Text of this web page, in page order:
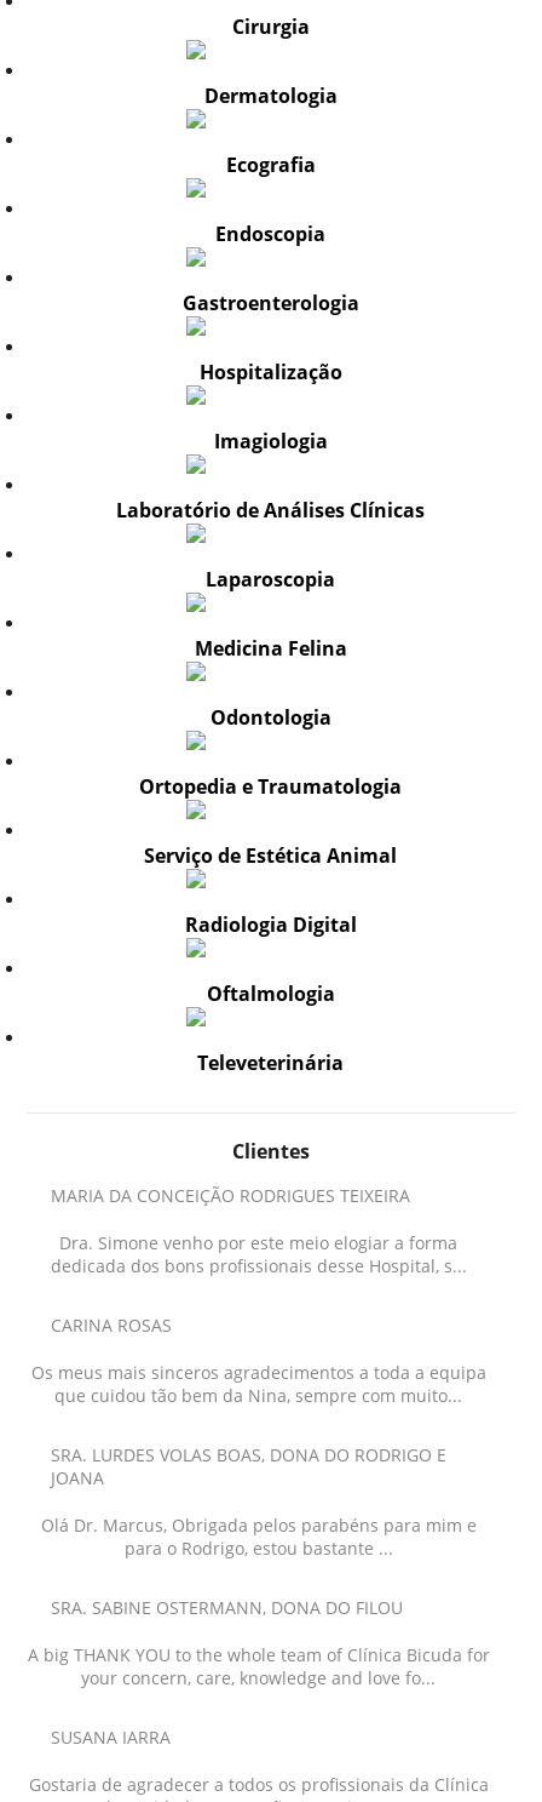
Cirurgia
Dermatologia
Ecografia
Endoscopia
Gastroenterologia
Hospitalização
Imagiologia
Laboratório de Análises Clínicas
Laparoscopia
Medicina Felina
Odontologia
Ortopedia e Traumatologia
Serviço de Estética Animal
Radiologia Digital
Oftalmologia
Televeterinária
Clientes
MARIA DA CONCEIÇÃO RODRIGUES TEIXEIRA
Dra. Simone venho por este meio elogiar a forma
dedicada dos bons profissionais desse Hospital, s...
CARINA ROSAS
Os meus mais sinceros agradecimentos a toda a equipa
que cuidou tão bem da Nina, sempre com muito...
SRA. LURDES VOLAS BOAS, DONA DO RODRIGO E
JOANA
Olá Dr. Marcus, Obrigada pelos parabéns para mim e
para o Rodrigo, estou bastante ...
SRA. SABINE OSTERMANN, DONA DO FILOU
A big THANK YOU to the whole team of Clínica Bicuda for
your concern, care, knowledge and love fo...
SUSANA IARRA
Gostaria de agradecer a todos os profissionais da Clínica